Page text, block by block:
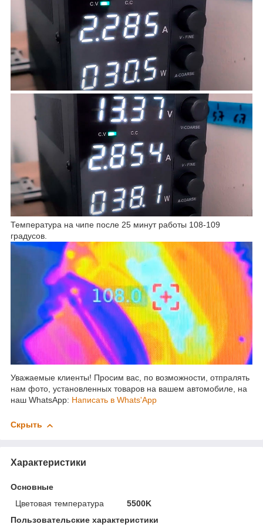
Температура на чипе после 25 минут работы 108-109
градусов.
Уважаемые клиенты! Просим вас, по возможности, отпралять
нам фото, установленных товаров на вашем автомобиле, на
наш WhatsApp: Написать в Whats'App
Скрыть
Характеристики
Основные
Цветовая температура
5500K
Пользовательские характеристики